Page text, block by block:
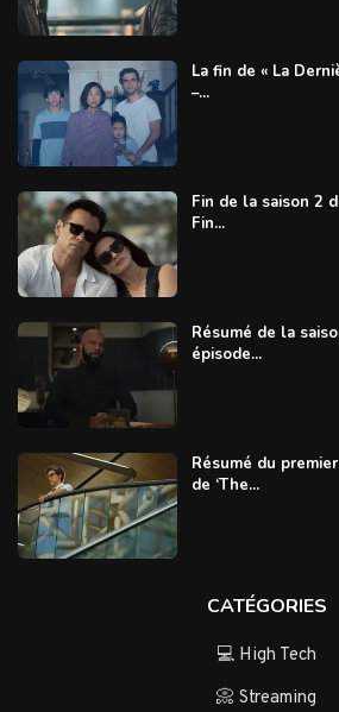
La fin de « La
–...
Fin de la saison 2
Fin...
Résumé de la
épisode...
Résumé du
de ‘The...
CATÉGORIES
💻 High Tech
📀 Streaming